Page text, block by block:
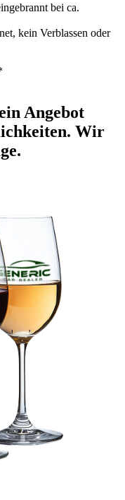
bei ca.
kein Verblassen oder
Angebot
Wir